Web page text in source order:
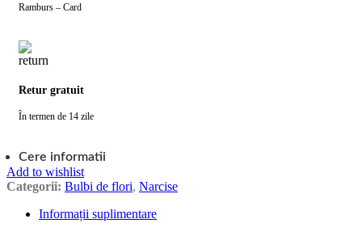
Ramburs – Card
Retur gratuit
În termen de 14 zile
Cere informatii
Add to wishlist
Categorii: Bulbi de flori, Narcise
Informații suplimentare